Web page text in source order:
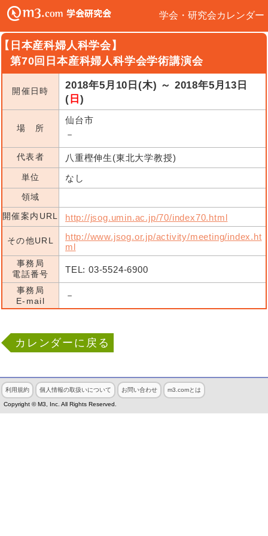
学会・研究会カレンダー
日本産科婦人科学会】
第70回日本産科婦人科学会学術講演会
開催日時
2018年5月10日(木) ～ 2018年5月13日
( 日 )
場 所
仙台市
－
代表者 八重樫伸生(東北大学教授)
単位 なし
領域
開催案内URL
http://jsog.umin.ac.jp/70/index70.html
その他URL
http://www.jsog.or.jp/activity/meeting/index.ht
ml
事務局
電話番号
TEL: 03-5524-6900
事務局
E-mail
－
カレンダーに戻る
利用規約 個人情報の取扱いについて お問い合わせ m3.comとは
Copyright © M3, Inc. All Rights Reserved.